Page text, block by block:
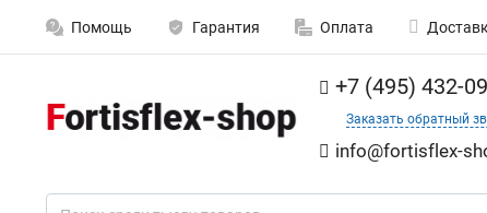
Помощь Гарантия Оплата
+7 (495) 432-
Заказать обратный
info@fortisflex-